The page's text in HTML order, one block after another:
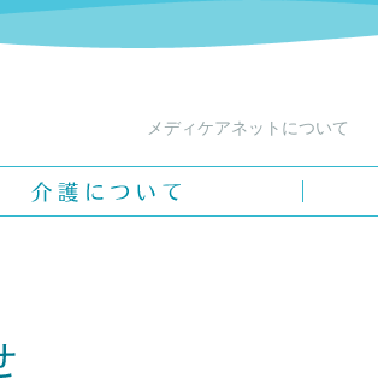
メディケアネットについて